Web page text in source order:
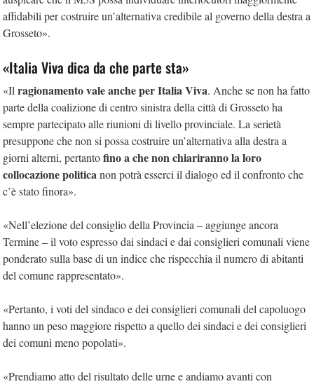
affidabili per costruire un’alternativa credibile al governo della destra a
Grosseto».
«Italia Viva dica da che parte sta»
«Il ragionamento vale anche per Italia Viva. Anche se non ha fatto
parte della coalizione di centro sinistra della città di Grosseto ha
sempre partecipato alle riunioni di livello provinciale. La serietà
presuppone che non si possa costruire un’alternativa alla destra a
giorni alterni, pertantofino a che non chiariranno la loro
collocazione politicanon potrà esserci il dialogo ed il confronto che
c’è stato finora».
«Nell’elezione del consiglio della Provincia – aggiunge ancora
Termine – il voto espresso dai sindaci e dai consiglieri comunali viene
ponderato sulla base di un indice che rispecchia il numero di abitanti
del comune rappresentato».
«Pertanto, i voti del sindaco e dei consiglieri comunali del capoluogo
hanno un peso maggiore rispetto a quello dei sindaci e dei consiglieri
dei comuni meno popolati».
«Prendiamo atto del risultato delle urne e andiamo avanti con